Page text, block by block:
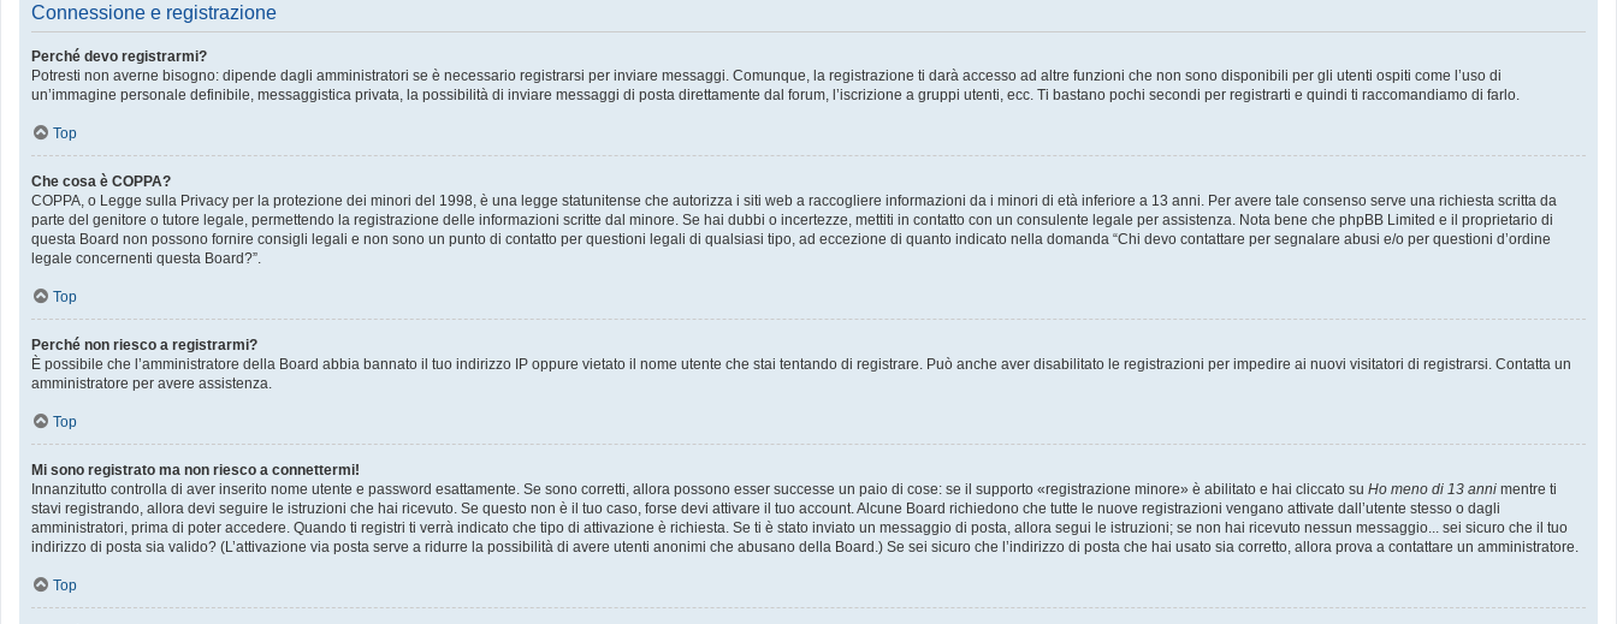
Connessione e registrazione
Perché devo registrarmi?
Potresti non averne bisogno: dipende dagli amministratori se è necessario registrarsi per inviare messaggi. Comunque, la registrazione ti darà accesso ad altre funzioni che non sono disponibili per gli utenti ospiti come l’uso di
un’immagine personale definibile, messaggistica privata, la possibilità di inviare messaggi di posta direttamente dal forum, l’iscrizione a gruppi utenti, ecc. Ti bastano pochi secondi per registrarti e quindi ti raccomandiamo di farlo.
Top
Che cosa è COPPA?
COPPA, o Legge sulla Privacy per la protezione dei minori del 1998, è una legge statunitense che autorizza i siti web a raccogliere informazioni da i minori di età inferiore a 13 anni. Per avere tale consenso serve una richiesta scritta da
parte del genitore o tutore legale, permettendo la registrazione delle informazioni scritte dal minore. Se hai dubbi o incertezze, mettiti in contatto con un consulente legale per assistenza. Nota bene che phpBB Limited e il proprietario di
questa Board non possono fornire consigli legali e non sono un punto di contatto per questioni legali di qualsiasi tipo, ad eccezione di quanto indicato nella domanda “Chi devo contattare per segnalare abusi e/o per questioni d’ordine
legale concernenti questa Board?”.
Top
Perché non riesco a registrarmi?
È possibile che l’amministratore della Board abbia bannato il tuo indirizzo IP oppure vietato il nome utente che stai tentando di registrare. Può anche aver disabilitato le registrazioni per impedire ai nuovi visitatori di registrarsi. Contatta un
amministratore per avere assistenza.
Top
Mi sono registrato ma non riesco a connettermi!
Innanzitutto controlla di aver inserito nome utente e password esattamente. Se sono corretti, allora possono esser successe un paio di cose: se il supporto «registrazione minore» è abilitato e hai cliccato su Ho meno di 13 anni mentre ti
stavi registrando, allora devi seguire le istruzioni che hai ricevuto. Se questo non è il tuo caso, forse devi attivare il tuo account. Alcune Board richiedono che tutte le nuove registrazioni vengano attivate dall’utente stesso o dagli
amministratori, prima di poter accedere. Quando ti registri ti verrà indicato che tipo di attivazione è richiesta. Se ti è stato inviato un messaggio di posta, allora segui le istruzioni; se non hai ricevuto nessun messaggio... sei sicuro che il tuo
indirizzo di posta sia valido? (L’attivazione via posta serve a ridurre la possibilità di avere utenti anonimi che abusano della Board.) Se sei sicuro che l’indirizzo di posta che hai usato sia corretto, allora prova a contattare un amministratore.
Top